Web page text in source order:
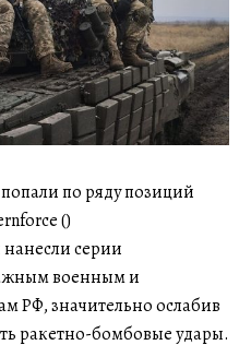
по ряду позиций
()
серии
военным и
РФ, значительно ослабив
ракетно-бомбовые удары.